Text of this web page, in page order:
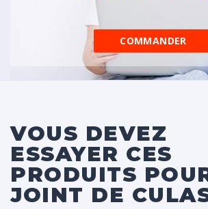
COMMANDER
VOUS DEVEZ
ESSAYER CES
PRODUITS
JOINT DE